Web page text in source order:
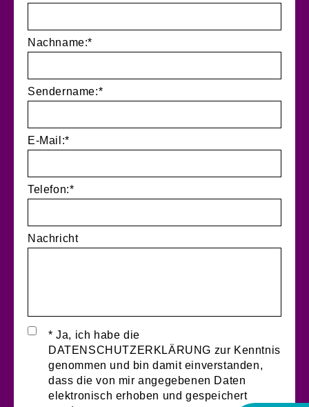
Nachname:*
Sendername:*
E-Mail:*
Telefon:*
Nachricht
* Ja, ich habe die
DATENSCHUTZERKLÄRUNG zur Kenntnis
genommen und bin damit einverstanden,
dass die von mir angegebenen Daten
elektronisch erhoben und gespeichert